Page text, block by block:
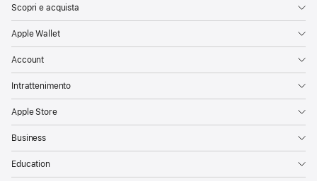
Scopri e acquista
Apple Wallet
Account
Intrattenimento
Apple Store
Business
Education